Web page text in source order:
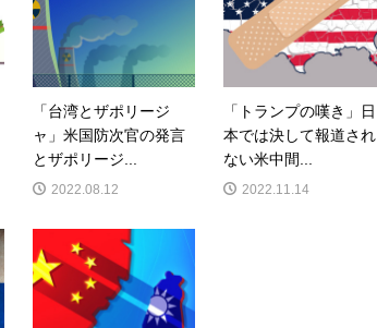
「台湾とザポリージ
ャ」米国防次官の発言
とザポリージ...
2022.08.12
「トランプの嘆き」日
本では決して報道され
ない米中間...
2022.11.14